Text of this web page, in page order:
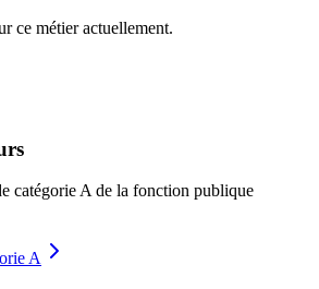
ce métier actuellement.
catégorieAde la fonction publique
A